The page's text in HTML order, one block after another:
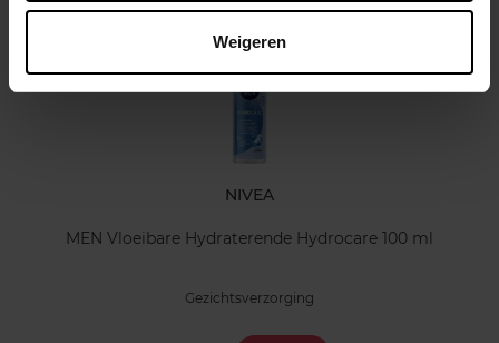
Weigeren
NIVEA
MEN Vloeibare Hydraterende Hydrocare 100 ml
Gezichtsverzorging